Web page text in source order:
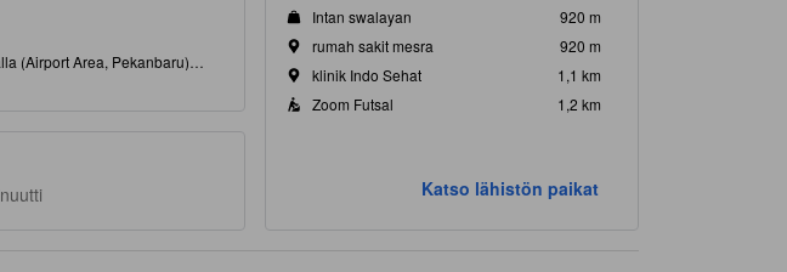
(Airport Area, Pekanbaru)
Intan swalayan
920 m
rumah sakit mesra
920 m
klinik Indo Sehat
1,1 km
Zoom Futsal
1,2 km
Katso lähistön paikat